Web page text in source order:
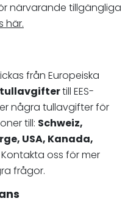
närvarande tillgängliga
här.
från Europeiska
till EES-
några tullavgifter för
till: Schweiz,
USA, Kanada,
Kontakta oss för mer
frågor.